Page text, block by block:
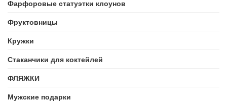
Фарфоровые статуэтки клоунов
Фруктовницы
Кружки
Стаканчики для коктейлей
ФЛЯЖКИ
Мужские подарки